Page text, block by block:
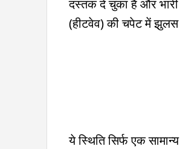
दस्तक दे चुका है और
(हीटवेव) की चपेट में झुलस
ये स्थिति सिर्फ एक